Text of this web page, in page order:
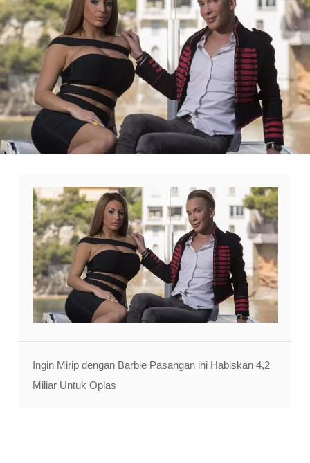
Ingin Mirip dengan Barbie Pasangan ini Habiskan 4,2
Miliar Untuk Oplas